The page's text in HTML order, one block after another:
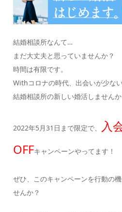
結婚相談所なんて…
まだ大丈夫と思っていませんか？
時間は有限です。
Withコロナの時代、出会いが少な
結婚相談所の新しい婚活しませんか
2022年5月31日まで限定で、
入
OFFキャンペーンやってます！
ぜひ、このキャンペーンを行動の
せんか？